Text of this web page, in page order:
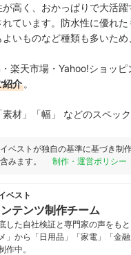
高く、おかっぱりで大活
ています。防水性に優れ
いものなど種類も多いた
楽天市場・Yahoo!ショッピ
紹介 。
素材」「幅」 などのスペッ
ベストが独自の基準に基づき制
みます。
制作・運営ポリシー
ベスト
テンツ制作チーム
した自社検証と専門家の声をも
」から「日用品」「家電」「金
作中。